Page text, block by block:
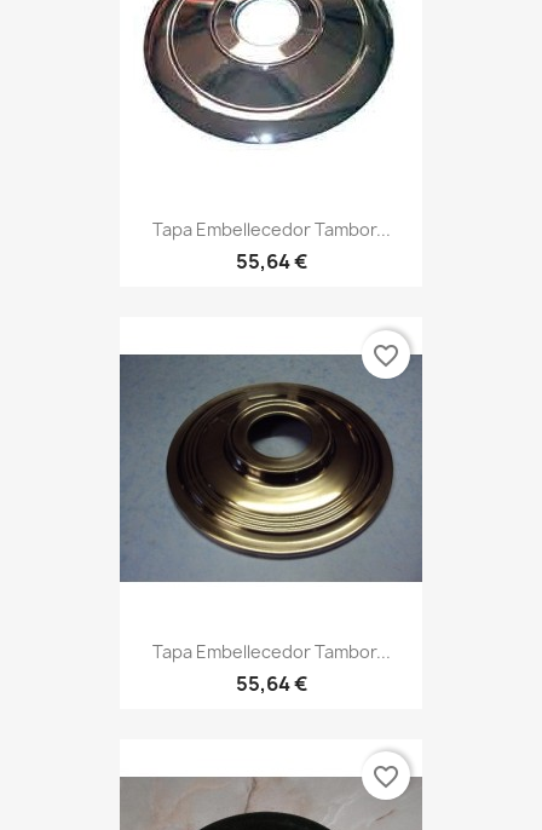
Tapa Embellecedor Tambor...
55,64 €
Tapa Embellecedor Tambor...
55,64 €
favorite_border
favorite_border